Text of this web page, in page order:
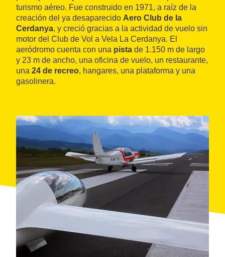
turismo aéreo. Fue construido en 1971, a raíz de la
creación del ya desaparecido Aero Club de la
Cerdanya, y creció gracias a la actividad de vuelo sin
motor del Club de Vol a Vela La Cerdanya. El
aeródromo cuenta con una pista de 1.150 m de largo
y 23 m de ancho, una oficina de vuelo, un restaurante,
una 24 de recreo, hangares, una plataforma y una
gasolinera.